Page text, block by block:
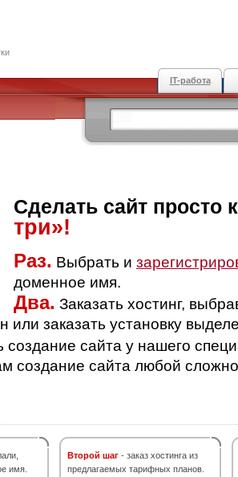
IT-работа
Сделать сайт просто
три»!
Раз. Выбрать и
доменное имя.
Два. Заказать хостинг,
заказать установку
создание сайта у нашего
создание сайта любой
имя.
Второй шаг - заказ хостинга из
предлагаемых тарифных планов.